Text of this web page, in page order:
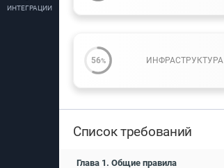
ИНТЕГРАЦИИ
56% ИНФРАСТРУКТУРА
Список требований
Глава 1. Общие правила